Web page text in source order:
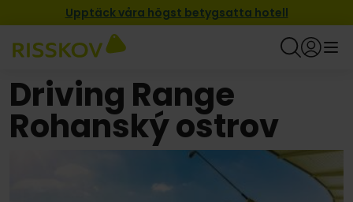
Upptäck våra högst betygsatta hotell
Driving Range
Rohanský ostrov